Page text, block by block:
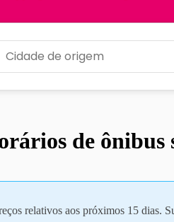
de ônibus
relativos aos próximos 15 dias.